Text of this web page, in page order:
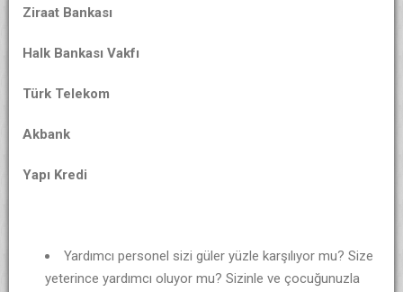
Ziraat Bankası
Halk Bankası Vakfı
Türk Telekom
Akbank
Yapı Kredi
Yardımcı personel sizi güler yüzle karşılıyor mu? Size
yeterince yardımcı oluyor mu? Sizinle ve çocuğunuzla